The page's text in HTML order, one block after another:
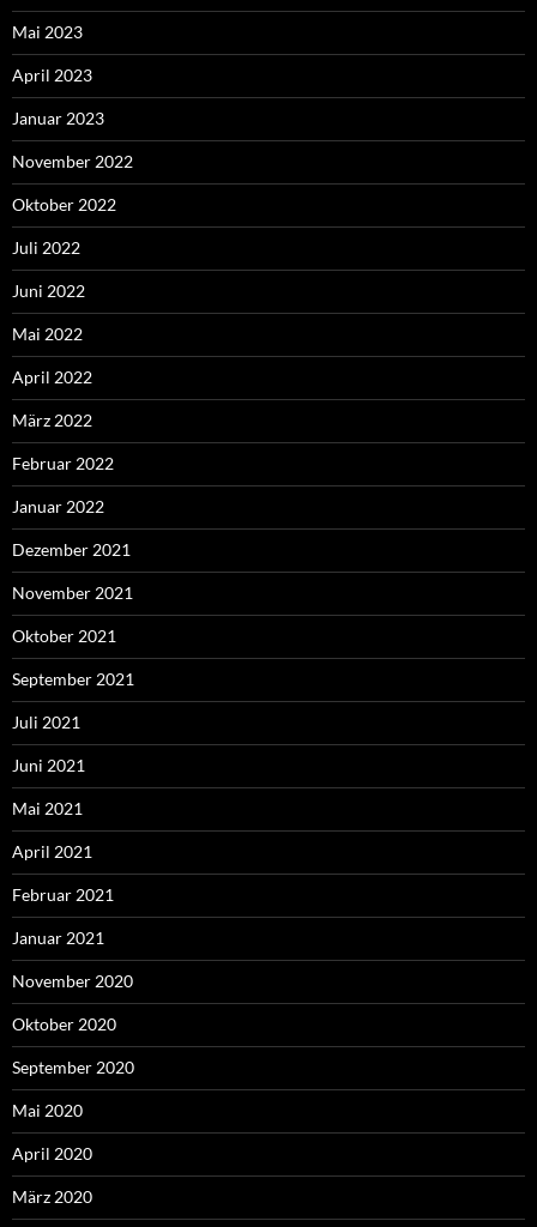
Mai 2023
April 2023
Januar 2023
November 2022
Oktober 2022
Juli 2022
Juni 2022
Mai 2022
April 2022
März 2022
Februar 2022
Januar 2022
Dezember 2021
November 2021
Oktober 2021
September 2021
Juli 2021
Juni 2021
Mai 2021
April 2021
Februar 2021
Januar 2021
November 2020
Oktober 2020
September 2020
Mai 2020
April 2020
März 2020